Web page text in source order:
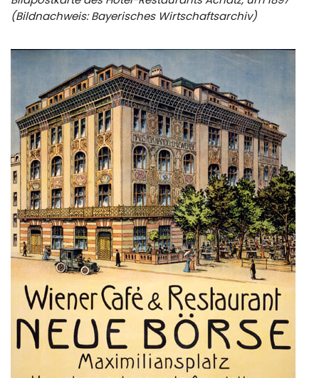
(Bildnachweis: Bayerisches Wirtschaftsarchiv)